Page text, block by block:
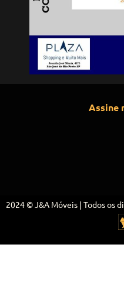
Assine
2024 © J&A Móveis | Todos os